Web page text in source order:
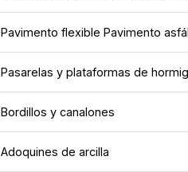
Pavimento flexible Pavimento
Pasarelas y plataformas de
Bordillos y canalones
Adoquines de arcilla